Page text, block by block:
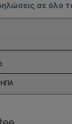
σε όλο
ΗΠΑ